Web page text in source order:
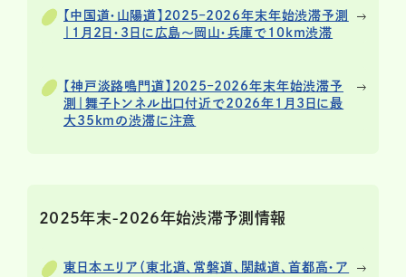
【中国道・山陽道】2025–2026年末年始渋滞予測
｜1月2日・3日に広島〜岡山・兵庫で10km渋滞
【神戸淡路鳴門道】2025–2026年末年始渋滞予
測｜舞子トンネル出口付近で2026年1月3日に最
大35kmの渋滞に注意
2025年末-2026年始渋滞予測情報
東日本エリア（東北道、常磐道、関越道、首都高・ア